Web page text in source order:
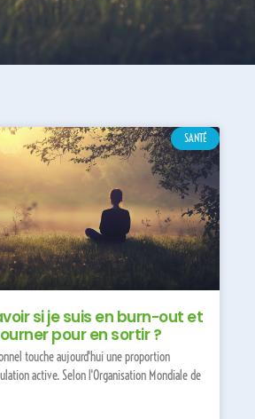
SANTÉ
si je suis en burn-out et
pour en sortir ?
touche aujourd'hui une proportion
active. Selon l'Organisation Mondiale de